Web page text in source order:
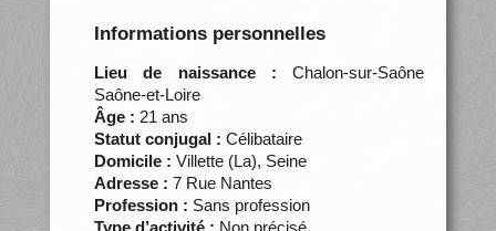
Informations personnelles
Lieu de naissance : Chalon-sur-Saône
Saône-et-Loire
Âge : 21 ans
Statut conjugal : Célibataire
Domicile : Villette (La), Seine
Adresse : 7 Rue Nantes
Profession : Sans profession
Type d’activité : Non précisé